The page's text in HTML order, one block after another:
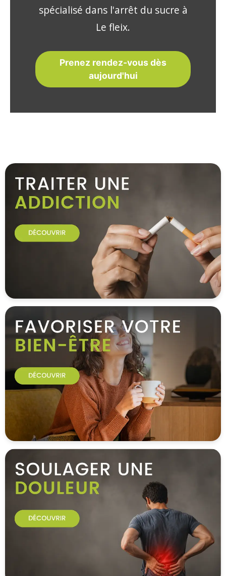
spécialisé dans l'arrêt du sucre à
Le fleix.
Prenez rendez-vous dès
aujourd'hui